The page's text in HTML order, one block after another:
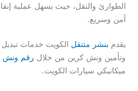
الطوارئ والنقل، حيث يسهل عملية
آمن وسريع.
يقدم بنشر متنقل الكويت خدمات تبديل
وتأمين ونش كرين من خلال رقم ونش
ميكانيكي سيارات الكويت.